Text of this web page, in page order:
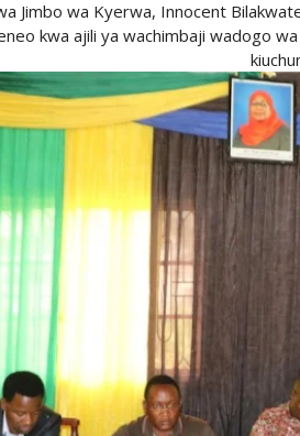
Jimbo wa Kyerwa, Innocent
kwa ajili ya wachimbaji wadogo